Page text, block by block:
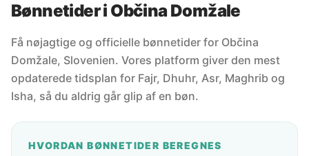
Bønnetider i Občina Domžale
Få nøjagtige og officielle bønnetider for Občina
Domžale, Slovenien. Vores platform giver den mest
opdaterede tidsplan for Fajr, Dhuhr, Asr, Maghrib og
Isha, så du aldrig går glip af en bøn.
HVORDAN BØNNETIDER BEREGNES